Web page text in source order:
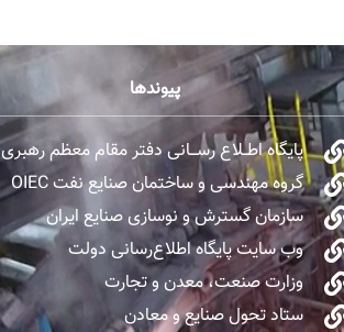
پیوندها
پایگاه اطــلاع رســـانی دفتر مقام معظم رهبری
گروه مهندسی و ساختمان صنایع نفت OIEC
سازمان گسترش و نوسازی صنایع ایران
وب سایت پایگاه اطلاع‌رسانی دولت
وزارت صنعت، معدن و تجارت
ستاد تحول صنایع و معادن